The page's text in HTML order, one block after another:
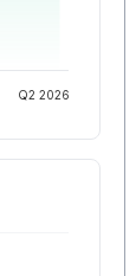
Q2 2026